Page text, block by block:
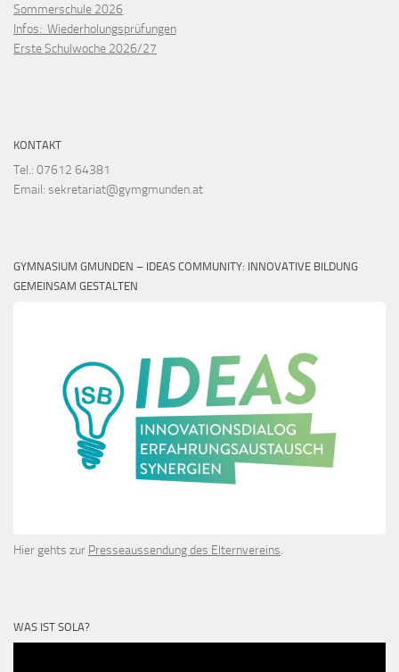
Sommerschule 2026
Infos: Wiederholungsprüfungen
Erste Schulwoche 2026/27
KONTAKT
Tel.: 07612 64381
Email: sekretariat@gymgmunden.at
GYMNASIUM GMUNDEN – IDEAS COMMUNITY: INNOVATIVE BILDUNG
GEMEINSAM GESTALTEN
Hier gehts zur Presseaussendung des Elternvereins.
WAS IST SOLA?